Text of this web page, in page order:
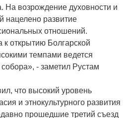
На возрождение духовности и
нацелено развитие
отношений.
к открытию Болгарской
темпами ведется
- заметил Рустам
что высокий уровень
и этнокультурного развития
прошедшие третий съезд